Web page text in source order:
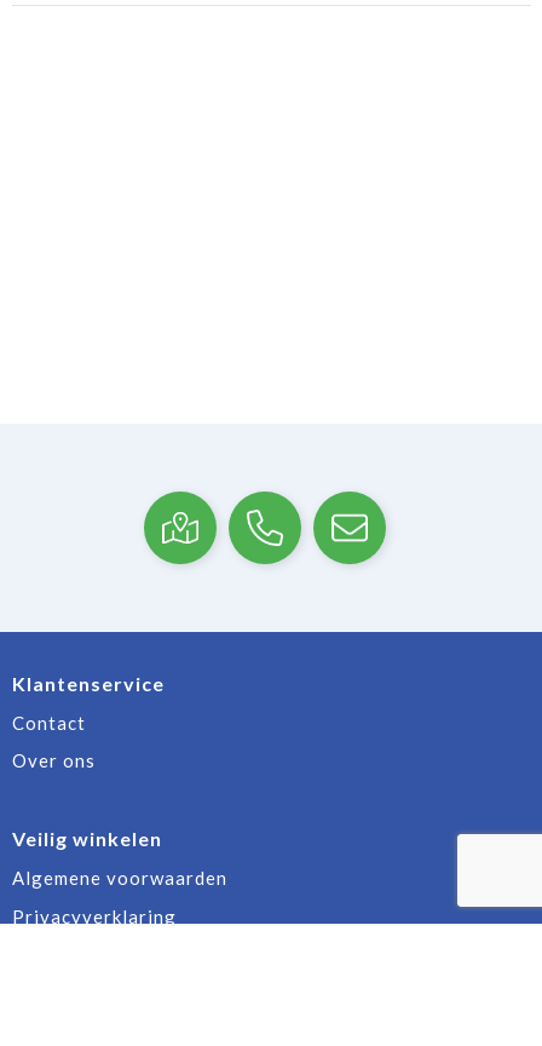
Klantenservice
Contact
Over ons
Veilig winkelen
Algemene voorwaarden
Privacyverklaring